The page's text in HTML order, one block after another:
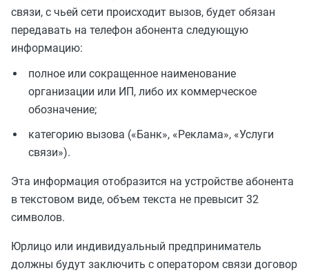
связи, с чьей сети происходит вызов, будет обязан
передавать на телефон абонента следующую
информацию:
полное или сокращенное наименование
организации или ИП, либо их коммерческое
обозначение;
категорию вызова («Банк», «Реклама», «Услуги
связи»).
Эта информация отобразится на устройстве абонента
в текстовом виде, объем текста не превысит 32
символов.
Юрлицо или индивидуальный предприниматель
должны будут заключить с оператором связи договор